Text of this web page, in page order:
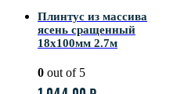
Плинтус из массива
ясень сращенный
18х100мм 2.7м
0 out of 5